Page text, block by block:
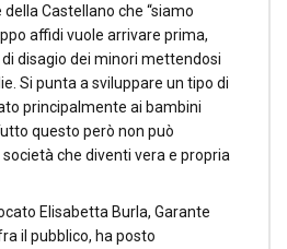
Castellano che “siamo
affidi vuole arrivare prima,
disagio dei minori mettendosi
Si punta a sviluppare un tipo di
principalmente ai bambini
questo però non può
che diventi vera e propria
Elisabetta Burla, Garante
il pubblico, ha posto